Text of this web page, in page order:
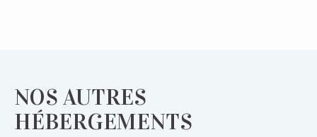
NOS AUTRES
HÉBERGEMENTS